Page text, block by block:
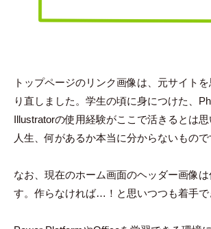
トップページのリンク画像は、元サイト
り直しました。学生の頃に身につけた、
Illustratorの使用経験がここで活きるとは思
人生、何があるか本当に分からないもので
なお、現在のホーム画面のヘッダー画像
す。作らなければ…！と思いつつも着手で